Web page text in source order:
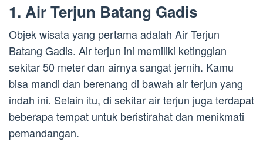
1. Air Terjun Batang Gadis
Objek wisata yang pertama adalah Air Terjun
Batang Gadis. Air terjun ini memiliki ketinggian
sekitar 50 meter dan airnya sangat jernih. Kamu
bisa mandi dan berenang di bawah air terjun yang
indah ini. Selain itu, di sekitar air terjun juga terdapat
beberapa tempat untuk beristirahat dan menikmati
pemandangan.